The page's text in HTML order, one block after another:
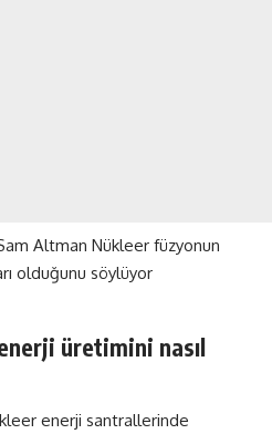
üretimini nasıl
enerji santrallerinde